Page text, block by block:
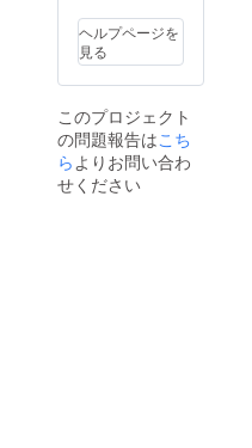
ヘルプページを
見る
このプロジェクト
の問題報告はこち
ら よりお問い合わ
せください